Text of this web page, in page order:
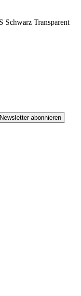
Newsletter abonnieren